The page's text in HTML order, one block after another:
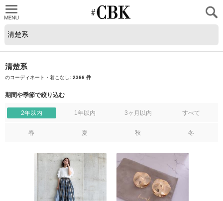
清楚系
のコーディネート・着こなし: 2366 件
期間や季節で絞り込む
2年以内 1年以内 3ヶ月以内 すべて
春 夏 秋 冬